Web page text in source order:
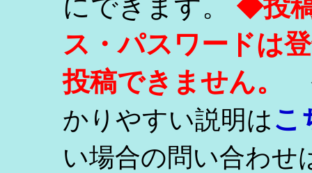
にできます。 ◆投
ス・パスワードは
投稿できません。
かりやすい説明はこ
い場合の問い合わせ